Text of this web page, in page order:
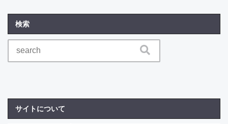
検索
サイトについて